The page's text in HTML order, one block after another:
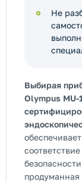
Не
Выбирая
Olympus MU-
продуманная